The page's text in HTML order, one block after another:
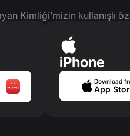
Kimliği’mizin kullanışlı
iPhone
Download
App